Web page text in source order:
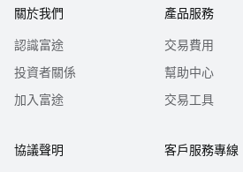
關於我們
認識富途
投資者關係
加入富途
產品服務
交易費用
幫助中心
交易工具
協議聲明
客戶服務專線